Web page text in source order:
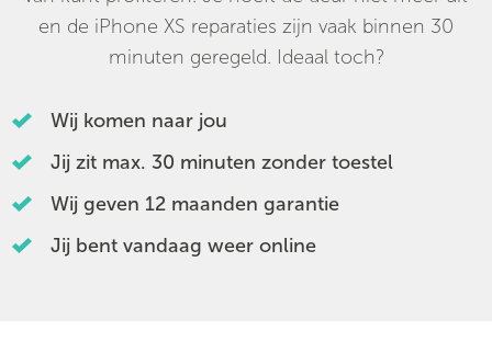
en de iPhone XS reparaties zijn vaak binnen 30
minuten geregeld. Ideaal toch?
Wij komen naar jou
Jij zit max. 30 minuten zonder toestel
Wij geven 12 maanden garantie
Jij bent vandaag weer online